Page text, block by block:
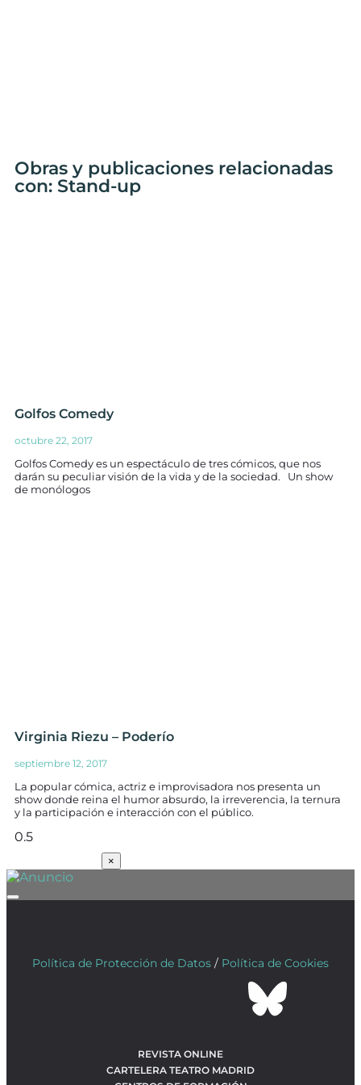
Obras y publicaciones relacionadas
con: Stand-up
Golfos Comedy
octubre 22, 2017
Golfos Comedy es un espectáculo de tres cómicos, que nos
darán su peculiar visión de la vida y de la sociedad. Un show
de monólogos
Virginia Riezu – Poderío
septiembre 12, 2017
La popular cómica, actriz e improvisadora nos presenta un
show donde reina el humor absurdo, la irreverencia, la ternura
y la participación e interacción con el público.
×
Política de Protección de Datos / Política de Cookies
REVISTA ONLINE
CARTELERA TEATRO MADRID